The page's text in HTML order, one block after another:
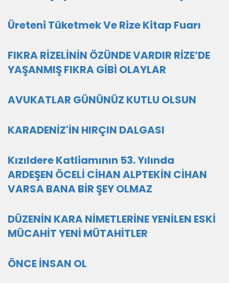
Üreteni Tüketmek Ve Rize Kitap Fuarı
FIKRA RİZELİNİN ÖZÜNDE VARDIR RİZE’DE
YAŞANMIŞ FIKRA GİBİ OLAYLAR
AVUKATLAR GÜNÜNÜZ KUTLU OLSUN
KARADENİZ'İN HIRÇIN DALGASI
Kızıldere Katliamının 53. Yılında
ARDEŞEN ÖCELİ CİHAN ALPTEKİN CİHAN
VARSA BANA BİR ŞEY OLMAZ
DÜZENİN KARA NİMETLERİNE YENİLEN ESKİ
MÜCAHİT YENİ MÜTAHİTLER
ÖNCE İNSAN OL